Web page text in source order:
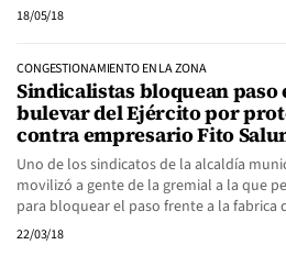
18/05/18
CONGESTIONAMIENTO EN LA ZONA
Sindicalistas bloquean paso
bulevar del Ejército por
contra empresario Fito
Uno de los sindicatos de la alcaldía
movilizó a gente de la gremial a la que
para bloquear el paso frente a la
22/03/18